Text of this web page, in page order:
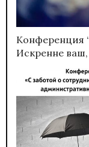
Конференция
Искренне